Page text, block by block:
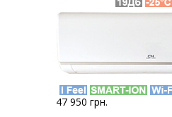
47 950 грн.